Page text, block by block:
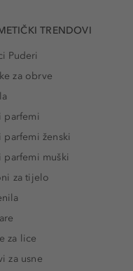
TRENDOVI
Puderi
za obrve
parfemi
parfemi ženski
parfemi muški
za tijelo
za lice
za usne